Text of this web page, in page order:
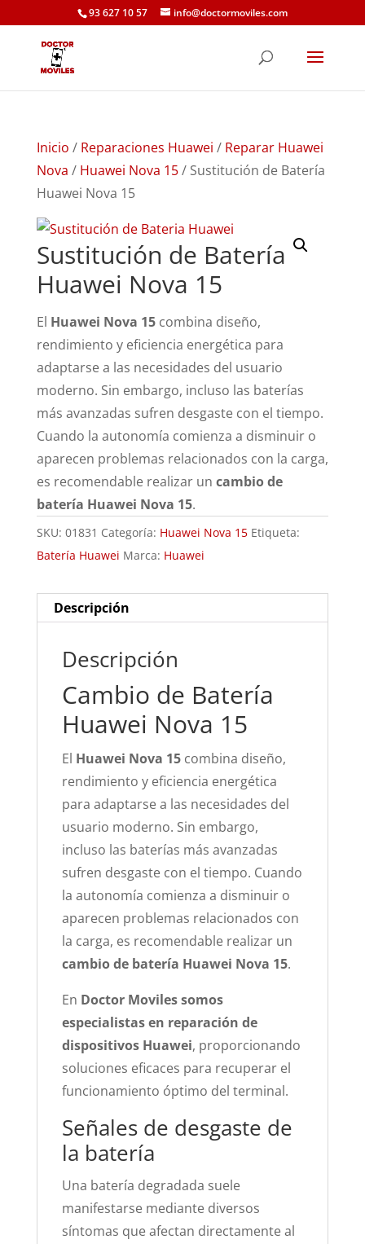
93 627 10 57 info@doctormoviles.com
Inicio / Reparaciones Huawei / Reparar Huawei
Nova / Huawei Nova 15/ Sustitución de Batería
Huawei Nova 15
Sustitución de Batería
Huawei Nova 15
El Huawei Nova 15combina diseño,
rendimiento y eficiencia energética para
adaptarse a las necesidades del usuario
moderno. Sin embargo, incluso las baterías
más avanzadas sufren desgaste con el tiempo.
Cuando la autonomía comienza a disminuir o
aparecen problemas relacionados con la carga,
es recomendable realizar un cambio de
batería Huawei Nova 15.
SKU: 01831 Categoría: Huawei Nova 15 Etiqueta:
Batería Huawei Marca: Huawei
Descripción
Descripción
Cambio de Batería
Huawei Nova 15
El Huawei Nova 15combina diseño,
rendimiento y eficiencia energética
para adaptarse a las necesidades del
usuario moderno. Sin embargo,
incluso las baterías más avanzadas
sufren desgaste con el tiempo. Cuando
la autonomía comienza a disminuir o
aparecen problemas relacionados con
la carga, es recomendable realizar un
cambio de batería Huawei Nova 15.
En Doctor Moviles somos
especialistas en reparación de
dispositivos Huawei, proporcionando
soluciones eficaces para recuperar el
funcionamiento óptimo del terminal.
Señales de desgaste de
la batería
Una batería degradada suele
manifestarse mediante diversos
síntomas que afectan directamente al